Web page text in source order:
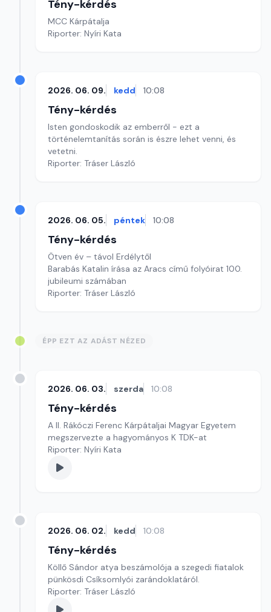
Tény-kérdés
MCC Kárpátalja
Riporter: Nyíri Kata
2026. 06. 09. kedd 10:08
Tény-kérdés
Isten gondoskodik az emberről - ezt a
történelemtanítás során is észre lehet venni, és
vetetni.
Riporter: Tráser László
2026. 06. 05. péntek 10:08
Tény-kérdés
Ötven év – távol Erdélytől
Barabás Katalin írása az Aracs című folyóirat 100.
jubileumi számában
Riporter: Tráser László
ÉPP EZT AZ ADÁST NÉZED
2026. 06. 03. szerda 10:08
Tény-kérdés
A II. Rákóczi Ferenc Kárpátaljai Magyar Egyetem
megszervezte a hagyományos K TDK-at
Riporter: Nyíri Kata
2026. 06. 02. kedd 10:08
Tény-kérdés
Köllő Sándor atya beszámolója a szegedi fiatalok
pünkösdi Csíksomlyói zarándoklatáról.
Riporter: Tráser László